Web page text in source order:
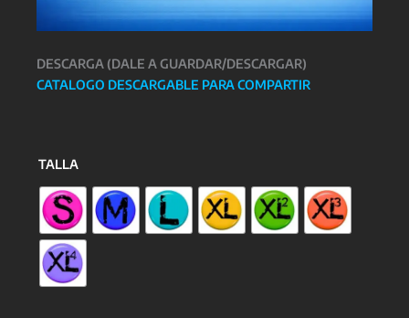
DESCARGA (DALE A GUARDAR/DESCARGAR)
CATALOGO DESCARGABLE PARA COMPARTIR
TALLA